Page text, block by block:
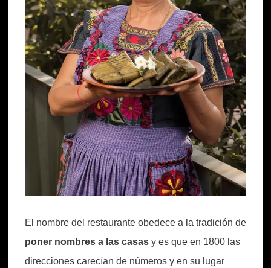
El nombre del restaurante obedece a la tradición de
poner nombres a las casas y es que en 1800 las
direcciones carecían de números y en su lugar